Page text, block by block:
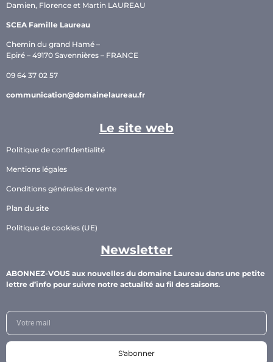
Damien, Florence et Martin LAUREAU
SCEA Famille Laureau
Chemin du grand Hamé –
Epiré – 49170 Savennières – FRANCE
09 64 37 02 57
communication@domainelaureau.fr
Le site web
Politique de confidentialité
Mentions légales
Conditions générales de vente
Plan du site
Politique de cookies (UE)
Newsletter
ABONNEZ-VOUS aux nouvelles du domaine Laureau dans une petite
lettre d’info pour suivre notre actualité au fil des saisons.
S'abonner